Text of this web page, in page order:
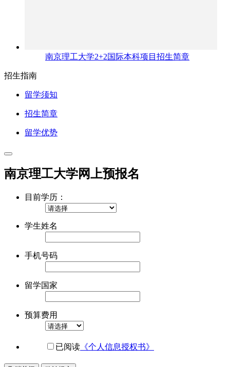
南京理工大学2+2国际本科项目招生简章
招生指南
留学须知
招生简章
留学优势
南京理工大学网上预报名
目前学历：
学生姓名
手机号码
留学国家
预算费用
已阅读 《个人信息授权书》